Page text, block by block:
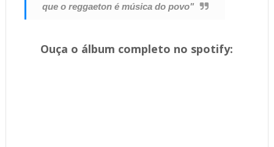
que o reggaeton é música do povo"
Ouça o álbum completo no spotify: